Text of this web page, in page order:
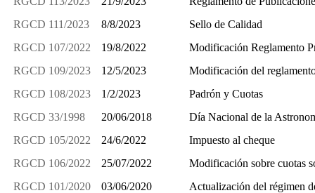
RGCD 111/2023
8/8/2023
Sello de Calidad
RGCD 107/2022
19/8/2022
Modificación Reglamento
RGCD 109/2023
12/5/2023
Modificación del
RGCD 108/2023
1/2/2023
Padrón y Cuotas
RGCD 33/1998
20/06/2018
Día Nacional de la
RGCD 105/2022
24/6/2022
Impuesto al cheque
RGCD 106/2022
25/07/2022
Modificación sobre cuotas
RGCD 101/2020
03/06/2020 Actualización del régimen